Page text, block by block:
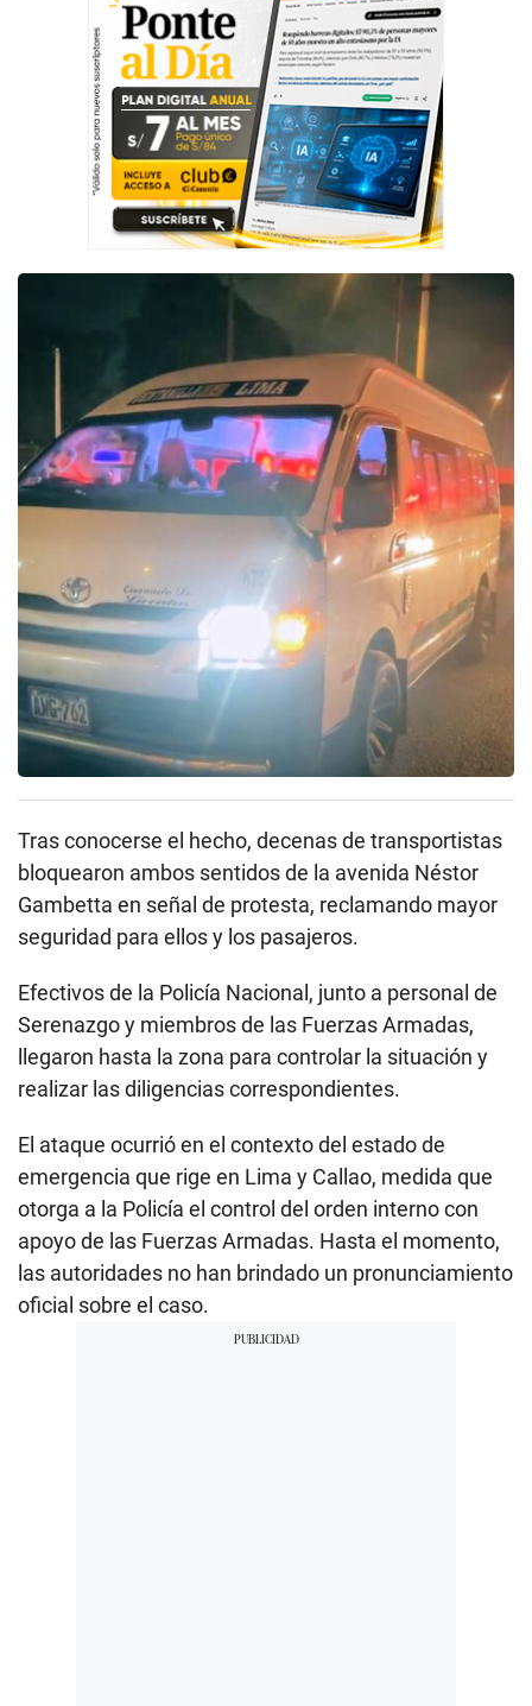
Tras conocerse el hecho, decenas de transportistas
bloquearon ambos sentidos de la avenida Néstor
Gambetta en señal de protesta, reclamando mayor
seguridad para ellos y los pasajeros.
Efectivos de la Policía Nacional, junto a personal de
Serenazgo y miembros de las Fuerzas Armadas,
llegaron hasta la zona para controlar la situación y
realizar las diligencias correspondientes.
El ataque ocurrió en el contexto del estado de
emergencia que rige en Lima y Callao, medida que
otorga a la Policía el control del orden interno con
apoyo de las Fuerzas Armadas. Hasta el momento,
las autoridades no han brindado un pronunciamiento
oficial sobre el caso.